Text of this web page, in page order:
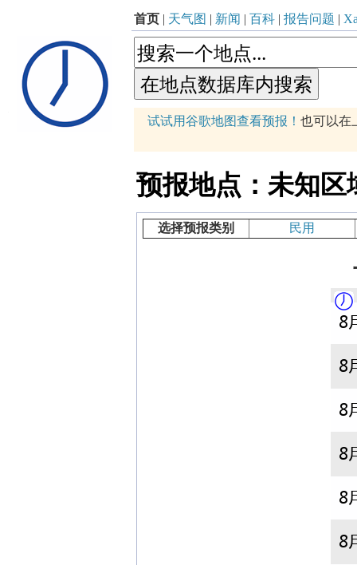
首页 | 天气图 | 新闻 | 百科 | 报告问题 |
试试用谷歌地图查看预报！ 也可以在
预报地点：未知区
选择预报类别 民用